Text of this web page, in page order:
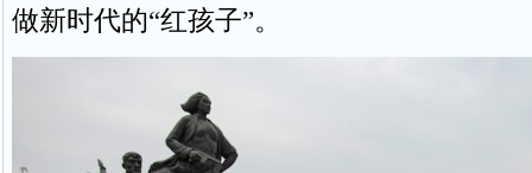
做新时代的“红孩子”。